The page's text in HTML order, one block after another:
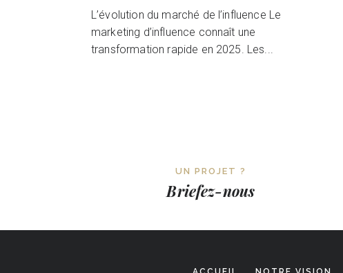
L’évolution du marché de l’influence Le
marketing d’influence connaît une
transformation rapide en 2025. Les...
UN PROJET ?
Briefez-nous